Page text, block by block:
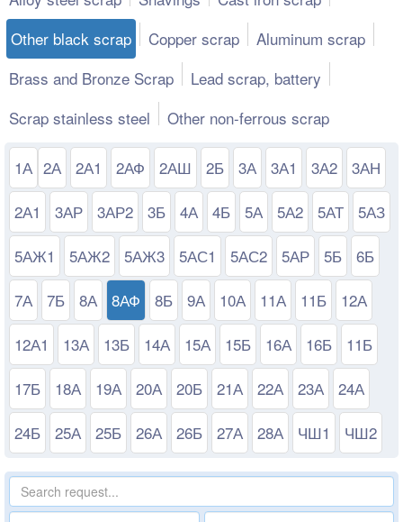
Other black scrap
Copper scrap
Aluminum scrap
Brass and Bronze Scrap
Lead scrap, battery
Scrap stainless steel
Other non-ferrous scrap
1А 2А 2А1 2АФ 2АШ 2Б 3А 3А1 3А2
3АН
2А1
3АР 3АР2 3Б 4А 4Б 5А 5А2 5АТ
5АЗ
5АЖ1
5АЖ2 5АЖ3 5АС1 5АС2 5АР 5Б
6Б
7А
7Б 8А 8АФ 8Б 9А 10А 11А 11Б
12А
12А1
13А 13Б 14А 15А 15Б 16А 16Б
11Б
17Б
18А 19А 20А 20Б 21А 22А 23А
24А
24Б
25А 25Б 26А 26Б 27А 28А ЧШ1 ЧШ2